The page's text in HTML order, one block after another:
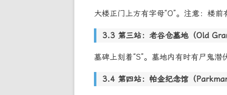
大楼正门上方有字母“O”。注意：楼
第三站：老谷仓墓地（Old
墓碑上刻着“S”。墓地内有时有尸鬼潜
第四站：帕金纪念馆（